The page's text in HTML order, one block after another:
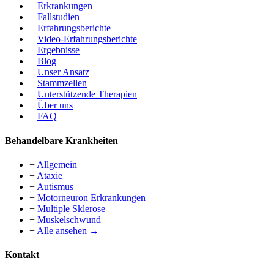
+ Erkrankungen
+ Fallstudien
+ Erfahrungsberichte
+ Video-Erfahrungsberichte
+ Ergebnisse
+ Blog
+ Unser Ansatz
+ Stammzellen
+ Unterstützende Therapien
+ Über uns
+ FAQ
Behandelbare Krankheiten
+ Allgemein
+ Ataxie
+ Autismus
+ Motorneuron Erkrankungen
+ Multiple Sklerose
+ Muskelschwund
+ Alle ansehen →
Kontakt